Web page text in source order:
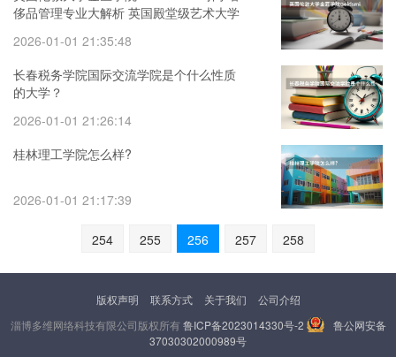
侈品管理专业大解析 英国殿堂级艺术大学
样的体验？
2026-01-01 21:35:48
长春税务学院国际交流学院是个什么性质
的大学？
2026-01-01 21:26:14
桂林理工学院怎么样?
2026-01-01 21:17:39
254 255 256 257 258
版权声明 联系方式 关于我们
公司介绍
淄博多维网络科技有限公司版权所有鲁ICP备2023014330号-2
鲁公网安备
37030302000989号